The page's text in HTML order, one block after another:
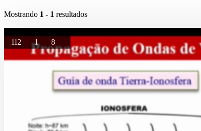
Mostrando 1 - 1 resultados
112 1 8